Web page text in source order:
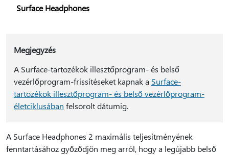
Surface Headphones
Megjegyzés
A Surface-tartozékok illesztőprogram- és belső
vezérlőprogram-frissítéseket kapnak a Surface-
tartozékok illesztőprogram- és belső vezérlőprogram-
életciklusában felsorolt dátumig.
A Surface Headphones 2 maximális teljesítményének
fenntartásához győződjön meg arról, hogy a legújabb belső